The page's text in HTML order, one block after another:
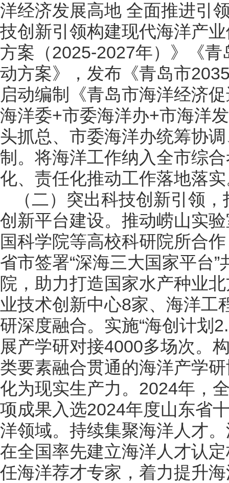
洋经济发展高地 全面推进引
技创新引领构建现代海洋产
方案（2025-2027年）》《
动方案》，发布《青岛市
启动编制《青岛市海洋经济
海洋委+市委海洋办+市海洋
头抓总、市委海洋办统筹协
制。将海洋工作纳入全市综
化、责任化推动工作落地落
（二）突出科技创新引领
创新平台建设。推动崂山实
国科学院等高校科研院所合
省市签署“深海三大国家平台
院，助力打造国家水产种业
业技术创新中心8家、海洋工
研深度融合。实施“海创计划
展产学研对接4000多场次。
类要素融合贯通的海洋产学
化为现实生产力。2024年，
项成果入选2024年度山东省
洋领域。持续集聚海洋人才
在全国率先建立海洋人才认
任海洋荐才专家，着力提升